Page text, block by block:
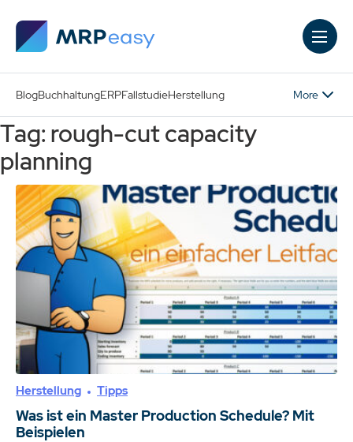
BlogBuchhaltungERPFallstudieHerstellung More
Tag: rough-cut capacity
planning
Herstellung Tipps
Was ist ein Master Production Schedule? Mit
Beispielen